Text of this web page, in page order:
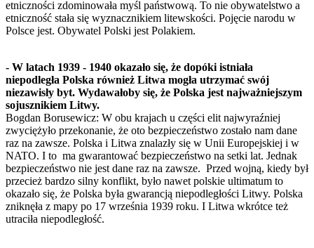
etniczności zdominowała myśl państwową. To nie obywatelstwo a
etniczność stała się wyznacznikiem litewskości. Pojęcie narodu w
Polsce jest. Obywatel Polski jest Polakiem.
- W latach 1939 - 1940 okazało się, że dopóki istniała
niepodległa Polska również Litwa mogła utrzymać swój
niezawisły byt. Wydawałoby się, że Polska jest najważniejszym
sojusznikiem Litwy.
Bogdan Borusewicz: W obu krajach u części elit najwyraźniej
zwyciężyło przekonanie, że oto bezpieczeństwo zostało nam dane
raz na zawsze. Polska i Litwa znalazły się w Unii Europejskiej i w
NATO. I to ma gwarantować bezpieczeństwo na setki lat. Jednak
bezpieczeństwo nie jest dane raz na zawsze. Przed wojną, kiedy był
przecież bardzo silny konflikt, było nawet polskie ultimatum to
okazało się, że Polska była gwarancją niepodległości Litwy. Polska
zniknęła z mapy po 17 września 1939 roku. I Litwa wkrótce też
utraciła niepodległość.